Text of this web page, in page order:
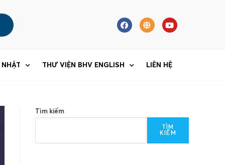
THƯ VIỆN BHV ENGLISH LIÊN HỆ
Tìm kiếm
TÌM
KIẾM